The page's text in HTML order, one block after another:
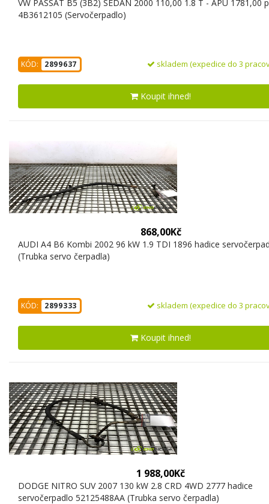
VW PASSAT B5 (3B2) SEDAN 2000 110,00 1.8 T - APU 1781,00
4B3612105 (Servočerpadlo)
KÓD: 2899637 skladem (expedice do 3
Koupit ihned!
868,00Kč
AUDI A4 B6 Kombi 2002 96 kW 1.9 TDI 1896 hadice
(Trubka servo čerpadla)
KÓD: 2899333 skladem (expedice do 3
Koupit ihned!
1 988,00Kč
DODGE NITRO SUV 2007 130 kW 2.8 CRD 4WD 2777 hadice
servočerpadlo 52125488AA (Trubka servo čerpadla)